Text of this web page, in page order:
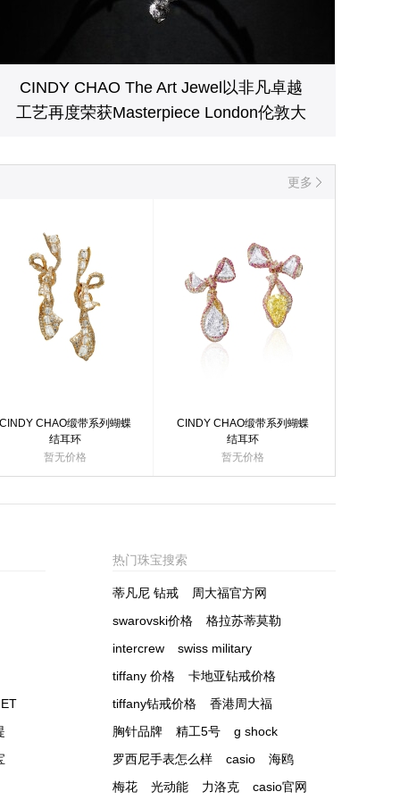
CINDY CHAO The Art Jewel以非凡卓越
工艺再度荣获Masterpiece London伦敦大
更多
CHAO缎带系列蝴蝶
结耳环
暂无价格
CINDY CHAO缎带系列蝴蝶
结耳环
暂无价格
热门珠宝搜索
蒂凡尼 钻戒
周大福官方网
swarovski价格
格拉苏蒂莫勒
intercrew
swiss military
tiffany 价格
卡地亚钻戒价格
tiffany钻戒价格
香港周大福
胸针品牌
精工5号
g shock
罗西尼手表怎么样
casio
海鸥
梅花
光动能 力洛克 casio官网